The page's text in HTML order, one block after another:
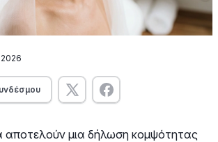
αποτελούν μια δήλωση κομψότητας